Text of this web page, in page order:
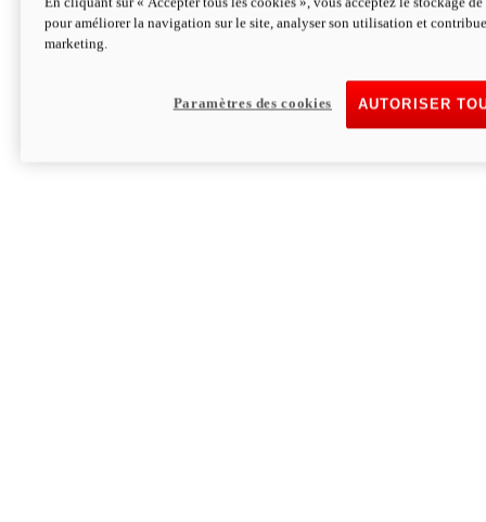
Hypermotard V2 SP 100
Découvrez-le
pour améliorer la navigation sur le site, analyser son utilisation et
marketing.
AUTORISER
Paramètres des cookies